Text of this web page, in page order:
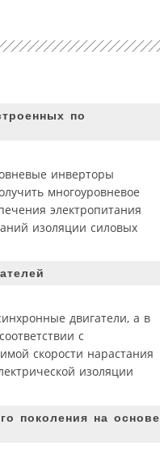
по
инверторы
многоуровневое
электропитания
изоляции силовых
двигатели, а в
с
скорости нарастания
изоляции
поколения на основе